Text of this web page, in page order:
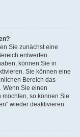
Sie zunächst eine
entwerfen.
können Sie in
Sie können eine
Bereich das
Wenn Sie einen
so können Sie
wieder deaktivieren.